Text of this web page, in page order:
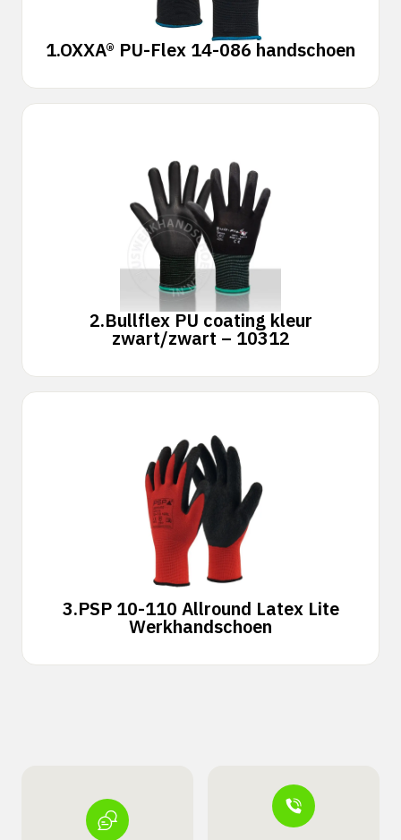
1.OXXA® PU-Flex 14-086 handschoen
2.Bullflex PU coating kleur
zwart/zwart – 10312
3.PSP 10-110 Allround Latex Lite
Werkhandschoen